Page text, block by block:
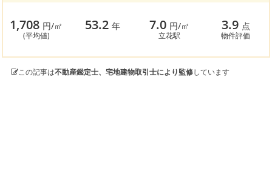
1,708 円/㎡
(平均値)
53.2年 7.0 円/㎡
立花駅
3.9 点
物件評価
この記事は不動産鑑定士、宅地建物取引士により監修しています